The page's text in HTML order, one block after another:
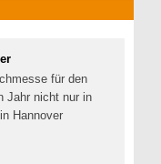
für den
Jahr nicht nur in
Hannover